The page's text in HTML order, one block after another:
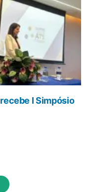
I Simpósio